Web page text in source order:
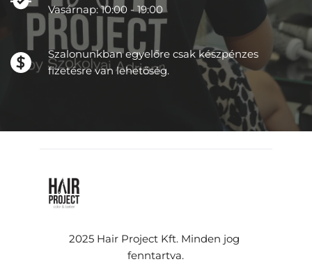
Vasárnap: 10:00 - 19:00
Szalonunkban egyelőre csak készpénzes
fizetésre van lehetőség.
2025 Hair Project Kft. Minden jog
fenntartva.